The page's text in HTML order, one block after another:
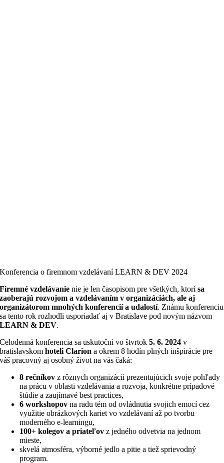
Konferencia o firemnom vzdelávaní LEARN & DEV 2024
Firemné vzdelávanie nie je len časopisom pre všetkých, ktorísa
zaoberajú rozvojom a vzdelávaním v organizáciách, ale aj
organizátorom mnohých konferencií a udalostí. Známu konferenciu
sa tento rok rozhodli usporiadať aj v Bratislave pod novým názvom
LEARN & DEV.
Celodenná konferencia sa uskutoční vo štvrtok5. 6. 2024v
bratislavskom hoteli Clariona okrem 8 hodín plných inšpirácie pre
váš pracovný aj osobný život na vás čaká:
8 rečníkov z rôznych organizácií prezentujúcich svoje pohľady
na prácu v oblasti vzdelávania a rozvoja, konkrétne prípadové
štúdie a zaujímavé best practices,
6 workshopov na radu tém od ovládnutia svojich emocí cez
využitie obrázkových kariet vo vzdelávaní až po tvorbu
moderného e-learningu,
100+ kolegov a priateľov z jedného odvetvia na jednom
mieste,
skvelá atmosféra, výborné jedlo a pitie a tiež sprievodný
program.